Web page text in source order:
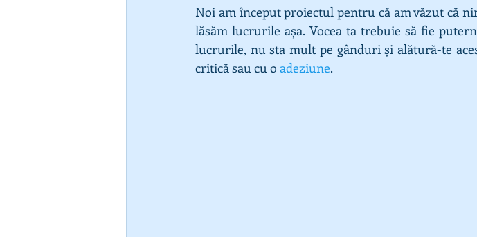
Noi am început proiectul pentru că am văzut că
lăsăm lucrurile așa. Vocea ta trebuie să fie
lucrurile, nu sta mult pe gânduri și alătură-te
critică sau cu o adeziune.